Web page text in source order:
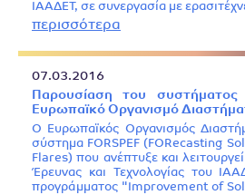
ΙΑΑΔΕΤ, σε συνεργασία με
περισσότερα
07.03.2016
Παρουσίαση του συστήματος
Ευρωπαϊκό Οργανισμό
Ο Ευρωπαϊκός Οργανισμός
σύστημα FORSPEF (FORecasting
Flares) που ανέπτυξε και
Έρευνας και Τεχνολογίας του
προγράμματος "Improvement of